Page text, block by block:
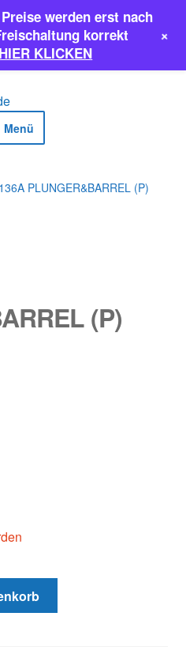
Menü
PLUNGER&BARREL (P)
(P)
werden erst nach
korrekt
HIER KLICKEN
+